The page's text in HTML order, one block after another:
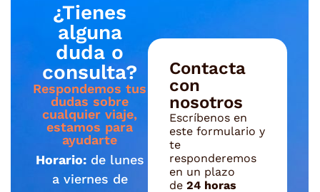
¿Tienes
alguna
duda o
consulta?
Respondemos tus
dudas sobre
cualquier viaje,
estamos para
ayudarte
Horario:de lunes
a viernes de
Contacta
con
nosotros
Escríbenos en
este formulario y
te
responderemos
en un plazo
de 24 horas